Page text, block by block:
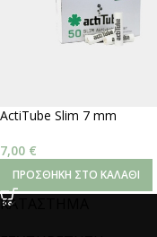
ActiTube Slim 7 mm
7,00 €
ΠΡΟΣΘΉΚΗ ΣΤΟ ΚΑΛΆΘΙ
ΚΑΤΑΣΤΗΜΑ